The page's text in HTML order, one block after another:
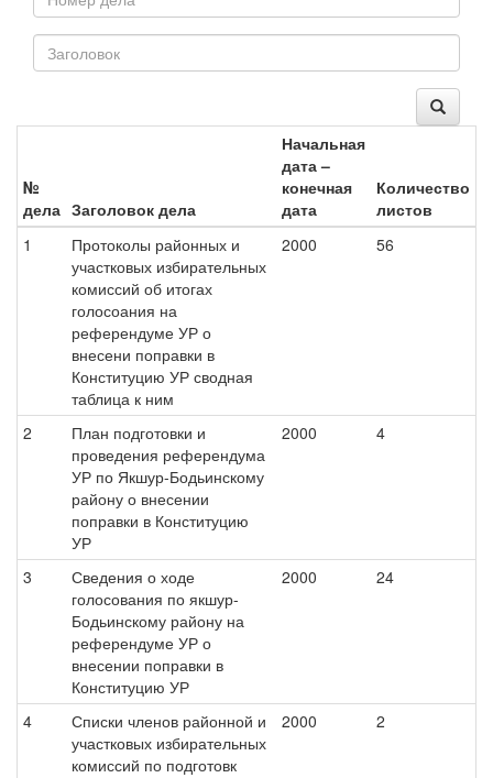
№
дела Заголовок дела
Начальная
дата –
конечная
дата
Количество
листов
1
Протоколы районных и
участковых избирательных
комиссий об итогах
голосоания на
референдуме УР о
внесени поправки в
Конституцию УР сводная
таблица к ним
2000 56
2
План подготовки и
проведения референдума
УР по Якшур-Бодьинскому
району о внесении
поправки в Конституцию
УР
2000 4
3
Сведения о ходе
голосования по якшур-
Бодьинскому району на
референдуме УР о
внесении поправки в
Конституцию УР
2000 24
4
Списки членов районной и
участковых избирательных
комиссий по подготовк
2000 2